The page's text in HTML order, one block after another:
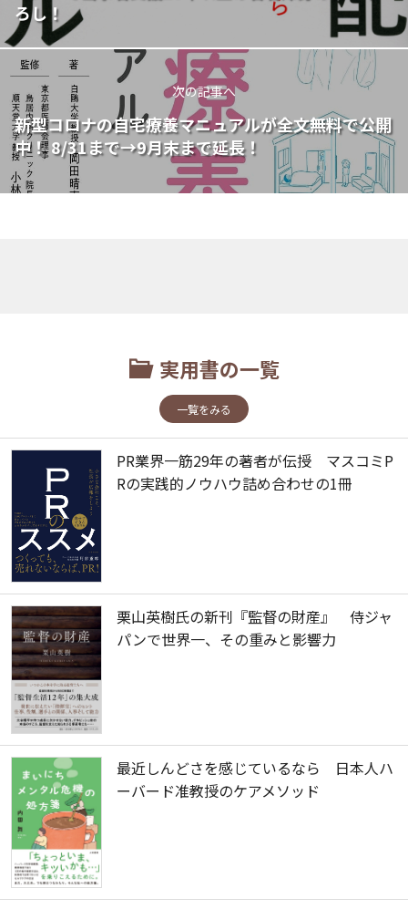
ろし！
次の記事へ
新型コロナの自宅療養マニュアルが全文無料で公開
中！ 8/31まで→9月末まで延長！
実用書の一覧
一覧をみる
PR業界一筋29年の著者が伝授 マスコミP
Rの実践的ノウハウ詰め合わせの1冊
栗山英樹氏の新刊『監督の財産』 侍ジャ
パンで世界一、その重みと影響力
最近しんどさを感じているなら 日本人ハ
ーバード准教授のケアメソッド